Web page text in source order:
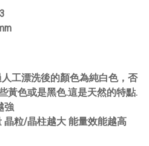
工漂洗後的顏色為純白色，否
黃色或是黑色.這是天然的特點.
強
晶粒/晶柱越大 能量效能越高